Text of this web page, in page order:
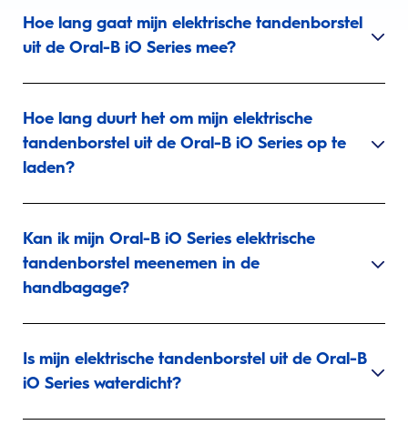
Hoe lang gaat mijn elektrische tandenborstel
uit de Oral-B iO Series mee?
Hoe lang duurt het om mijn elektrische
tandenborstel uit de Oral-B iO Series op te
laden?
Kan ik mijn Oral-B iO Series elektrische
tandenborstel meenemen in de
handbagage?
Is mijn elektrische tandenborstel uit de Oral-B
iO Series waterdicht?